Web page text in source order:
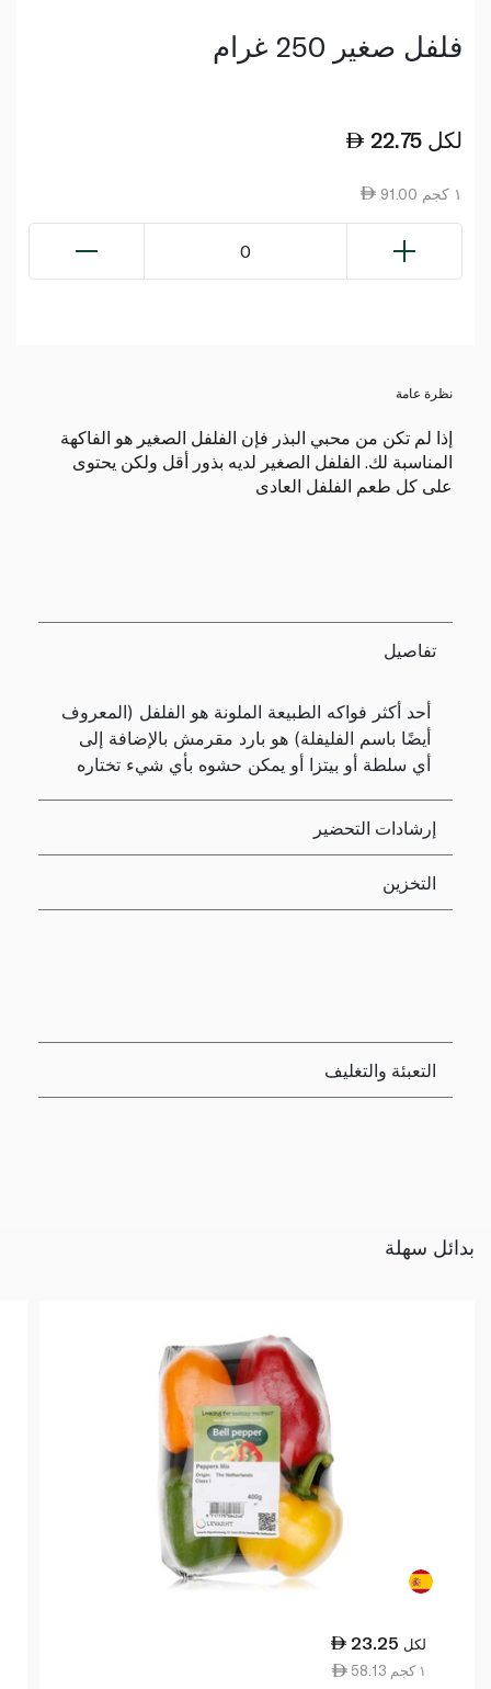
فلفل صغير 250 غرام
22.75 لكل
91.00 ١ كجم
0
نظرة عامة
إذا لم تكن من محبي البذر فإن الفلفل الصغير هو الفاكهة
المناسبة لك. الفلفل الصغير لديه بذور أقل ولكن يحتوى
على كل طعم الفلفل العادى
تفاصيل
أحد أكثر فواكه الطبيعة الملونة هو الفلفل (المعروف
أيضًا باسم الفليفلة) هو بارد مقرمش بالإضافة إلى
أي سلطة أو بيتزا أو يمكن حشوه بأي شيء تختاره
إرشادات التحضير
التخزين
التعبئة والتغليف
بدائل سهلة
23.25 لكل
58.13 ١ كجم